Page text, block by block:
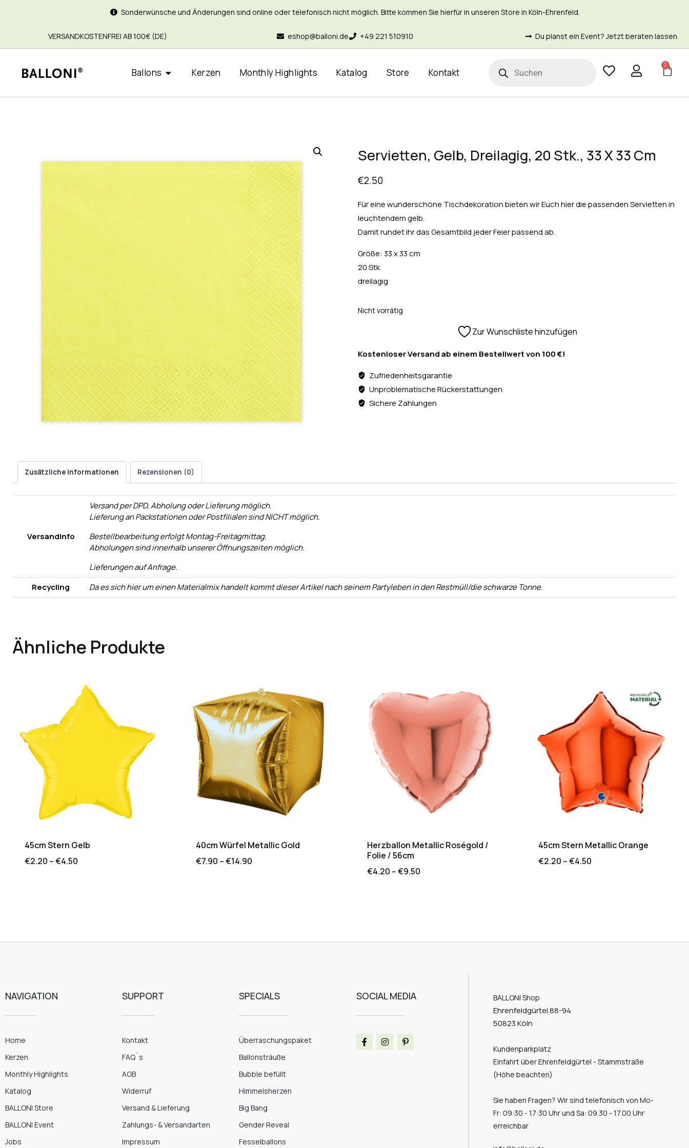
Sonderwünsche und Änderungen sind online oder telefonisch nicht möglich. Bitte kommen Sie hierfür in unseren Store in Köln-Ehrenfeld.
VERSANDKOSTENFREI AB 100€ (DE) eshop@balloni.de +49 221 510910 Du planst ein Event? Jetzt beraten lassen.
Ballons Kerzen Monthly Highlights Katalog Store Kontakt
0
Servietten, Gelb, Dreilagig, 20 Stk., 33 X 33 Cm
€2.50
Für eine wunderschöne Tischdekoration bieten wir Euch hier die passenden Servietten in
leuchtendem gelb.
Damit rundet ihr das Gesamtbild jeder Feier passend ab.
Größe: 33 x 33 cm
20 Stk.
dreilagig
Nicht vorrätig
Zur Wunschliste hinzufügen
Kostenloser Versand ab einem Bestellwert von 100 €!
Zufriedenheitsgarantie
Unproblematische Rückerstattungen
Sichere Zahlungen
Zusätzliche Informationen Rezensionen (0)
Versandinfo
Versand per DPD, Abholung oder Lieferung möglich.
Lieferung an Packstationen oder Postfilialen sind NICHT möglich.
Bestellbearbeitung erfolgt Montag-Freitagmittag.
Abholungen sind innerhalb unserer Öffnungszeiten möglich.
Lieferungen auf Anfrage.
Recycling
Da es sich hier um einen Materialmix handelt kommt dieser Artikel nach seinem Partyleben in den Restmüll/die schwarze Tonne.
Ähnliche Produkte
45cm Stern Gelb
€2.20 –€4.50
40cm Würfel Metallic Gold
€7.90 –€14.90
Herzballon Metallic Roségold /
Folie / 56cm
€4.20 –€9.50
45cm Stern Metallic Orange
€2.20 –€4.50
NAVIGATION
Home
Kerzen
Monthly Highlights
Katalog
BALLONI Store
BALLONI Event
Jobs
SUPPORT
Kontakt
FAQ´s
AGB
Widerruf
Versand & Lieferung
Zahlungs- & Versandarten
Impressum
SPECIALS
Überraschungspaket
Ballonsträuße
Bubble befüllt
Himmelsherzen
Big Bang
Gender Reveal
Fesselballons
SOCIAL MEDIA BALLONI Shop
Ehrenfeldgürtel 88-94
50823 Köln
Kundenparkplatz
Einfahrt über Ehrenfeldgürtel - Stammstraße
(Höhe beachten)
Sie haben Fragen? Wir sind telefonisch von Mo-
Fr: 09:30 - 17:30 Uhr und Sa: 09.30 - 17.00 Uhr
erreichbar